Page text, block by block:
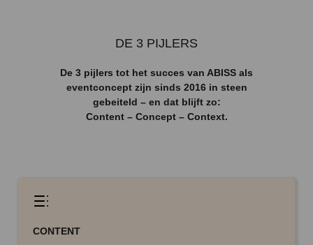
DE 3 PIJLERS
De 3 pijlers tot het succes van ABISS als
eventconcept zijn sinds 2016 in steen
gebeiteld – en dat blijft zo:
Content – Concept – Context.
CONTENT